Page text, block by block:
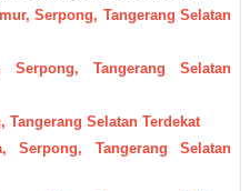
Serpong, Tangerang Selatan
Tangerang Selatan
Tangerang Selatan Terdekat
Serpong, Tangerang Selatan